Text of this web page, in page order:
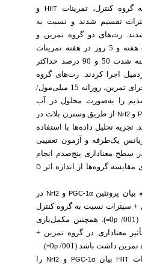
کنترل، تمریناتHIITو
تقسیم شدند و نسبت به
رت‌های دو گروه تمرین و
تمرین+ مکمل به مدت 8 هفته و 5 روز در هفته تمرینات
تناوبی را به ترتیب با دامنه شدت 50 و 90 درصد حداکثر
اجرا کردند. رت‌های گروه
تمرین+ مکمل علاوه بر اجرای تمرین، روزانه 15 میلی‌مول/
را به‌صورت محلول در آب
Nrf2از طریق وسترن بلات در
تحلیل داده‌ها با استفاده
یک‌طرفه و آزمون تعقیبی
معناداری پنج‌صدم انجام
گروه‌ها از اندازه اثرD
پروتئینPGC-1αو Nrf2در
سیترات نسبت به گروه کنترل
p=
)
.همچنین مکمل‌یاری
معناداری در گروه تمرین +
داشت باشد (001/ 0
p=
)
.
HIITبیانPGC-1αوNrf2را